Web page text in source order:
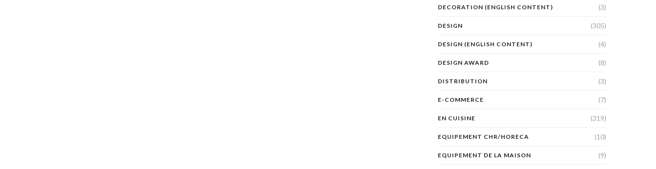
DECORATION (ENGLISH CONTENT) (3)
DESIGN (305)
DESIGN (ENGLISH CONTENT) (4)
DESIGN AWARD (8)
DISTRIBUTION (3)
E-COMMERCE (7)
EN CUISINE (319)
EQUIPEMENT CHR/HORECA (10)
EQUIPEMENT DE LA MAISON (9)